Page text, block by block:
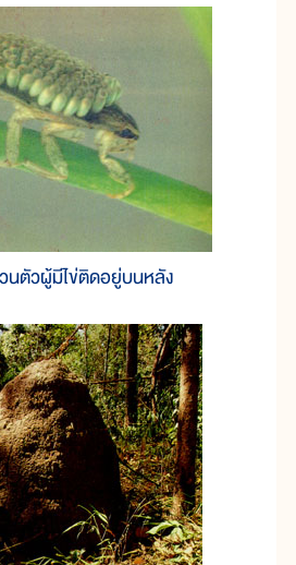
นตัวผู้มีไข่ติดอยู่บนหลัง